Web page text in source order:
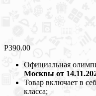
Р390.00
Официальная
Москвы от
Товар включает в
класса;